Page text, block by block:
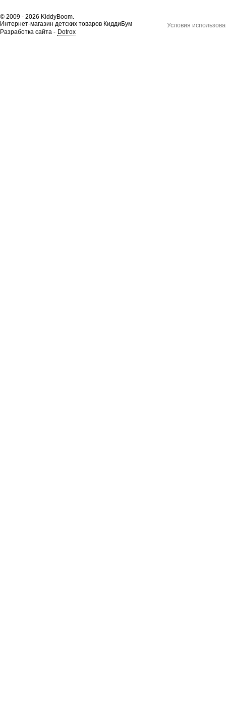
© 2009 - 2026 KiddyBoom.
Интернет-магазин детских товаров КиддиБум
Разработка сайта - Dotrox
Условия